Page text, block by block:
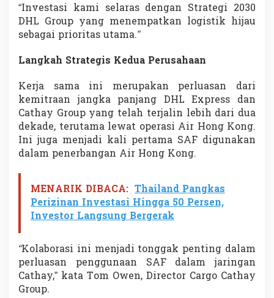
a
“Investasi kami selaras dengan Strategi 2030
DHL Group yang menempatkan logistik hijau
sebagai prioritas utama.”
Langkah Strategis Kedua Perusahaan
Kerja sama ini merupakan perluasan dari
kemitraan jangka panjang DHL Express dan
Cathay Group yang telah terjalin lebih dari dua
dekade, terutama lewat operasi Air Hong Kong.
Ini juga menjadi kali pertama SAF digunakan
dalam penerbangan Air Hong Kong.
MENARIK DIBACA: Thailand Pangkas
Perizinan Investasi Hingga 50 Persen,
Investor Langsung Bergerak
“Kolaborasi ini menjadi tonggak penting dalam
perluasan penggunaan SAF dalam jaringan
Cathay,” kata Tom Owen, Director Cargo Cathay
Group.